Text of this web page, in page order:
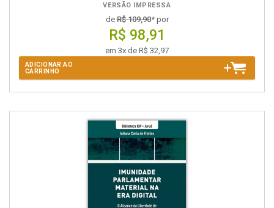
VERSÃO IMPRESSA
deR$ 109,90* por
R$ 98,91
em 3x de R$ 32,97
ADICIONAR AO
CARRINHO